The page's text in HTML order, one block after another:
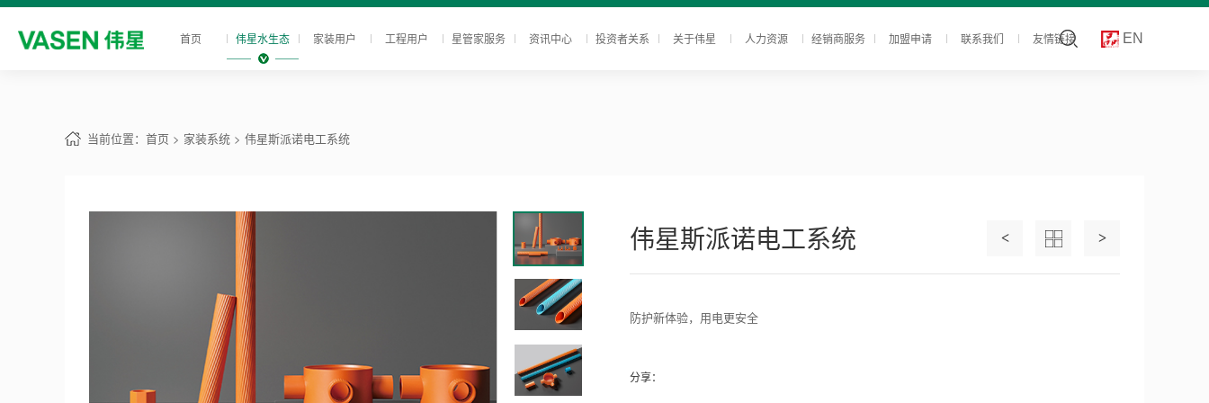
首页 伟星水生态 家装用户 工程用户 星管家服务 资讯中心 投资者关系 关于伟星 人力资源 经销商服务 加盟申请 联系我们 友情链接 EN
当前位置： 首页 > 家装系统 > 伟星斯派诺电工系统
伟星斯派诺电工系统
防护新体验，用电更安全
分享：
< >